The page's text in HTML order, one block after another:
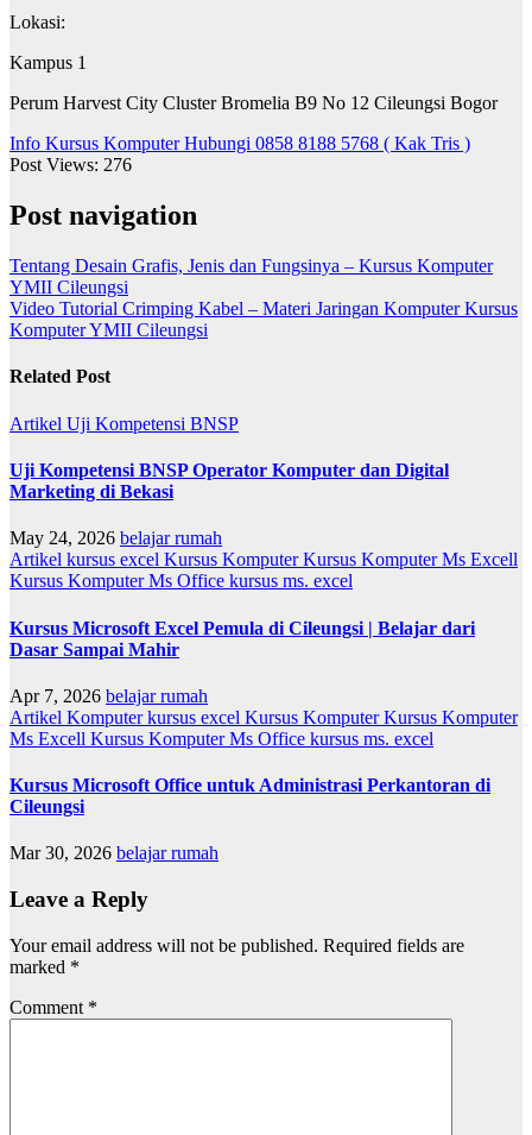
Lokasi:
Kampus 1
Perum Harvest City Cluster Bromelia B9 No 12 Cileungsi Bogor
Info Kursus Komputer Hubungi 0858 8188 5768 ( Kak Tris )
Post Views: 276
Post navigation
Tentang Desain Grafis, Jenis dan Fungsinya – Kursus Komputer
YMII Cileungsi
Video Tutorial Crimping Kabel – Materi Jaringan Komputer Kursus
Komputer YMII Cileungsi
Related Post
Artikel Uji Kompetensi BNSP
Uji Kompetensi BNSP Operator Komputer dan Digital
Marketing di Bekasi
May 24, 2026 belajar rumah
Artikel kursus excel Kursus KomputerKursus Komputer Ms Excell
Kursus Komputer Ms Office kursus ms. excel
Kursus Microsoft Excel Pemula di Cileungsi | Belajar dari
Dasar Sampai Mahir
Apr 7, 2026 belajar rumah
Artikel Komputerkursus excel Kursus KomputerKursus Komputer
Ms Excell Kursus Komputer Ms Office kursus ms. excel
Kursus Microsoft Office untuk Administrasi Perkantoran di
Cileungsi
Mar 30, 2026 belajar rumah
Leave a Reply
Your email address will not be published. Required fields are
marked *
Comment *